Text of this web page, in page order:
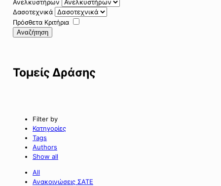
Ανελκυστήρων
Δασοτεχνικά
Πρόσθετα Κριτήρια
Αναζήτηση
Τομείς Δράσης
Filter by
Κατηγορίες
Tags
Authors
Show all
All
Ανακοινώσεις ΣΑΤΕ